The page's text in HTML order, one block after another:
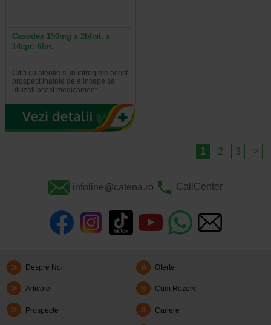
Casodex 150mg x 2blist. x
14cpr. film.
Cititi cu atentie si in intregime acest
prospect inainte de a incepe sa
utilizati acest medicament…
1 2 3 >
infoline@catena.ro CallCenter
Despre Noi Oferte
Articole Cum Rezerv
Prospecte Cariere